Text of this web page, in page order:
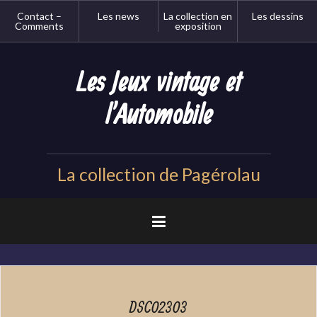
Contact –
Comments
Les news
La collection en
exposition
Les dessins
Les Jeux vintage et
l'Automobile
La collection de Pagérolau
DSC02303